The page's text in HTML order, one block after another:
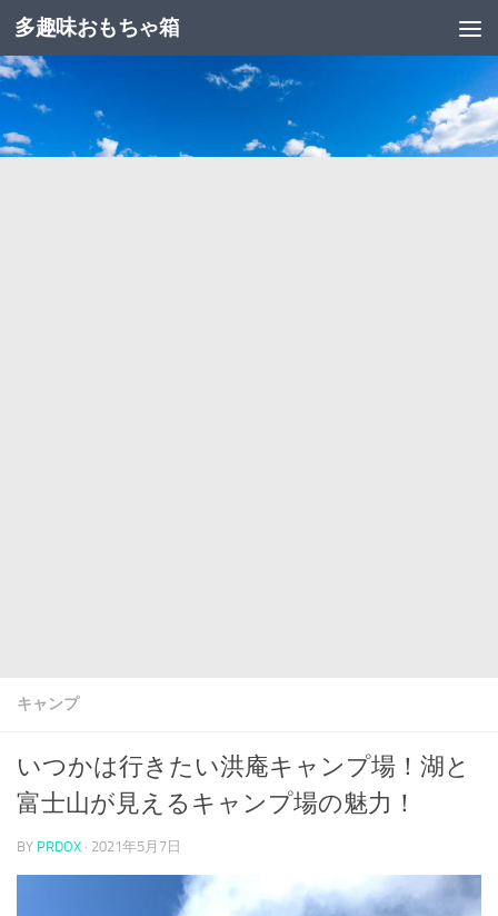
コンテンツへスキップ
多趣味おもちゃ箱
キャンプ
いつかは行きたい洪庵キャンプ場！湖と
富士山が見えるキャンプ場の魅力！
BY PRDOX · 2021年5月7日